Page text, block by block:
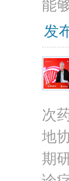
能
发
次
地
期